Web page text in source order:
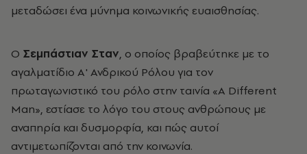
μεταδώσει ένα μύνημα κοινωνικής ευαισθησίας.
Ο Σεμπάστιαν Σταν, ο οποίος βραβεύτηκε με το
αγαλματίδιο Α' Ανδρικού Ρόλου για τον
πρωταγωνιστικό του ρόλο στην ταινία «A Different
Man», εστίασε το λόγο του στους ανθρώπους με
αναπηρία και δυσμορφία, και πώς αυτοί
αντιμετωπίζονται από την κοινωνία.